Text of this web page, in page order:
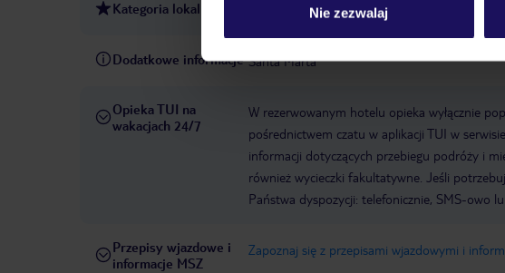
Nie zezwalaj
Kategoria lokalna
Dodatkowe informacje Santa Marta
Opieka TUI na
wakacjach 24/7
W rezerwowanym hotelu opieka wyłącznie
pośrednictwem czatu w aplikacji TUI w
informacji dotyczących przebiegu podróży i
również wycieczki fakultatywne. Jeśli
Państwa dyspozycji: telefonicznie, SMS-owo
Przepisy wjazdowe i
informacje MSZ
Zapoznaj się z przepisami wjazdowymi i